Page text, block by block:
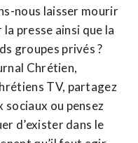
nous laisser mourir
presse ainsi que la
groupes privés ?
Chrétien,
TV, partagez
sociaux ou pensez
d’exister dans le